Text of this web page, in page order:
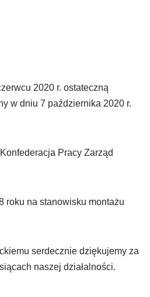
2020 r. ostateczną
w dniu 7 października 2020 r.
Pracy Zarząd
roku na stanowisku montażu
serdecznie dziękujemy za
naszej działalności.